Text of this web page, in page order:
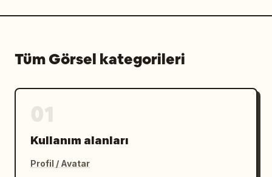
Tüm Görsel kategorileri
Kullanım alanları
Profil / Avatar